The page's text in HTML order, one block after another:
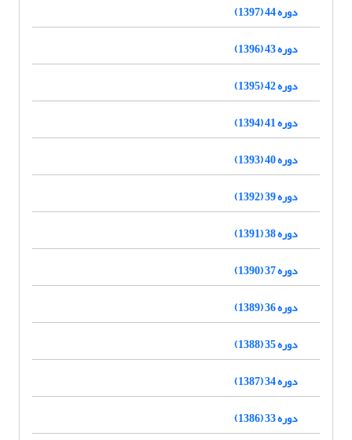
دوره 44 (1397)
دوره 43 (1396)
دوره 42 (1395)
دوره 41 (1394)
دوره 40 (1393)
دوره 39 (1392)
دوره 38 (1391)
دوره 37 (1390)
دوره 36 (1389)
دوره 35 (1388)
دوره 34 (1387)
دوره 33 (1386)